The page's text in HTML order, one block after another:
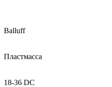
Balluff
Пластмасса
18-36 DC